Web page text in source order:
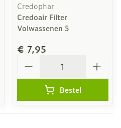
Credophar
Credoair Filter
Volwassenen 5
€ 7,95
Bestel